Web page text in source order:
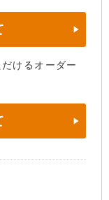
けるオーダー